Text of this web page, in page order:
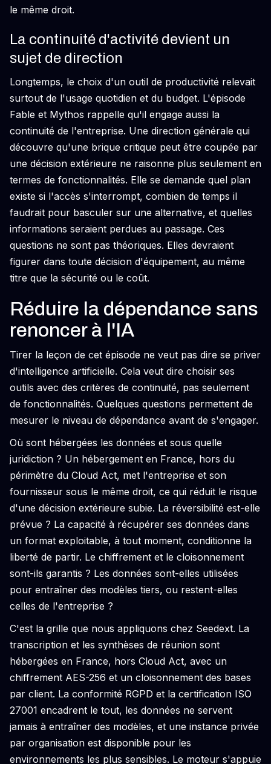
le même droit.
La continuité d'activité devient un
sujet de direction
Longtemps, le choix d'un outil de productivité relevait
surtout de l'usage quotidien et du budget. L'épisode
Fable et Mythos rappelle qu'il engage aussi la
continuité de l'entreprise. Une direction générale qui
découvre qu'une brique critique peut être coupée par
une décision extérieure ne raisonne plus seulement en
termes de fonctionnalités. Elle se demande quel plan
existe si l'accès s'interrompt, combien de temps il
faudrait pour basculer sur une alternative, et quelles
informations seraient perdues au passage. Ces
questions ne sont pas théoriques. Elles devraient
figurer dans toute décision d'équipement, au même
titre que la sécurité ou le coût.
Réduire la dépendance sans
renoncer à l'IA
Tirer la leçon de cet épisode ne veut pas dire se priver
d'intelligence artificielle. Cela veut dire choisir ses
outils avec des critères de continuité, pas seulement
de fonctionnalités. Quelques questions permettent de
mesurer le niveau de dépendance avant de s'engager.
Où sont hébergées les données et sous quelle
juridiction ? Un hébergement en France, hors du
périmètre du Cloud Act, met l'entreprise et son
fournisseur sous le même droit, ce qui réduit le risque
d'une décision extérieure subie. La réversibilité est-elle
prévue ? La capacité à récupérer ses données dans
un format exploitable, à tout moment, conditionne la
liberté de partir. Le chiffrement et le cloisonnement
sont-ils garantis ? Les données sont-elles utilisées
pour entraîner des modèles tiers, ou restent-elles
celles de l'entreprise ?
C'est la grille que nous appliquons chez Seedext. La
transcription et les synthèses de réunion sont
hébergées en France, hors Cloud Act, avec un
chiffrement AES-256 et un cloisonnement des bases
par client. La conformité RGPD et la certification ISO
27001 encadrent le tout, les données ne servent
jamais à entraîner des modèles, et une instance privée
par organisation est disponible pour les
environnements les plus sensibles. Le moteur s'appuie